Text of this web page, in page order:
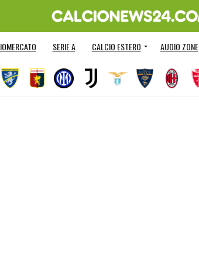
SERIE A CALCIO ESTERO AUDIO ZONE